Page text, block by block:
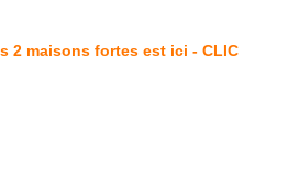
2 maisons fortes est ici - CLIC